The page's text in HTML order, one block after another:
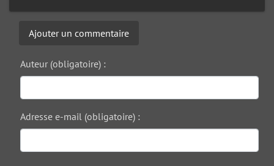
Ajouter un commentaire
Auteur (obligatoire) :
Adresse e-mail (obligatoire) :